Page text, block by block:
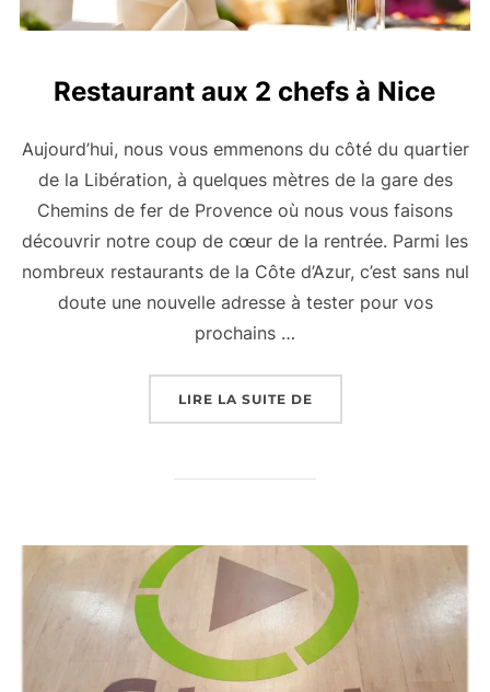
Restaurant aux 2 chefs à Nice
Aujourd’hui, nous vous emmenons du côté du quartier
de la Libération, à quelques mètres de la gare des
Chemins de fer de Provence où nous vous faisons
découvrir notre coup de cœur de la rentrée. Parmi les
nombreux restaurants de la Côte d’Azur, c’est sans nul
doute une nouvelle adresse à tester pour vos
prochains …
LIRE LA SUITE DE« RESTAURANT AUX 2